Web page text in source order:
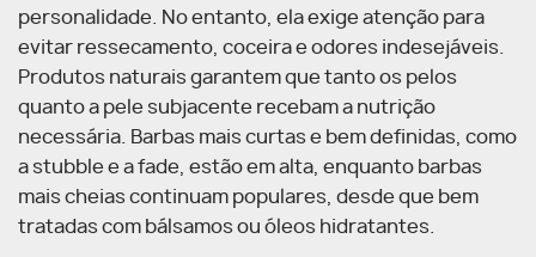
personalidade. No entanto, ela exige atenção para
evitar ressecamento, coceira e odores indesejáveis.
Produtos naturais garantem que tanto os pelos
quanto a pele subjacente recebam a nutrição
necessária. Barbas mais curtas e bem definidas, como
a stubble e a fade, estão em alta, enquanto barbas
mais cheias continuam populares, desde que bem
tratadas com bálsamos ou óleos hidratantes.